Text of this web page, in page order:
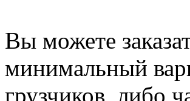
Вы можете
минимальный
грузчиков, либо